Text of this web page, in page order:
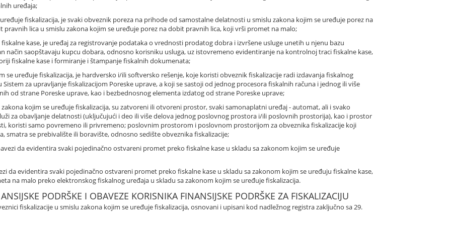
uređaja;
fiskalizacija, je svaki obveznik poreza na prihode od samostalne delatnosti u smislu zakona kojim se uređuje porez na
lica u smislu zakona kojim se uređuje porez na dobit pravnih lica, koji vrši promet na malo;
kase, je uređaj za registrovanje podataka o vrednosti prodatog dobra i izvršene usluge unetih u njenu bazu
način saopštavaju kupcu dobara, odnosno korisniku usluga, uz istovremeno evidentiranje na kontrolnoj traci fiskalne kase,
fiskalne kase i formiranje i štampanje fiskalnih dokumenata;
se uređuje fiskalizacija, je hardversko i/ili softversko rešenje, koje koristi obveznik fiskalizacije radi izdavanja fiskalnog
za upravljanje fiskalizacijom Poreske uprave, a koji se sastoji od jednog procesora fiskalnih računa i jednog ili više
od strane Poreske uprave, kao i bezbednosnog elementa izdatog od strane Poreske uprave;
kojim se uređuje fiskalizacija, su zatvoreni ili otvoreni prostor, svaki samonaplatni uređaj - automat, ali i svako
za obavljanje delatnosti (uključujući i deo ili više delova jednog poslovnog prostora i/ili poslovnih prostorija), kao i prostor
koristi samo povremeno ili privremeno; poslovnim prostorom i poslovnom prostorijom za obveznika fiskalizacije koji
se prebivalište ili boravište, odnosno sedište obveznika fiskalizacije;
da evidentira svaki pojedinačno ostvareni promet preko fiskalne kase u skladu sa zakonom kojim se uređuje
da evidentira svaki pojedinačno ostvareni promet preko fiskalne kase u skladu sa zakonom kojim se uređuju fiskalne kase,
na malo preko elektronskog fiskalnog uređaja u skladu sa zakonom kojim se uređuje fiskalizacija.
PODRŠKE I OBAVEZE KORISNIKA FINANSIJSKE PODRŠKE ZA FISKALIZACIJU
fiskalizacije u smislu zakona kojim se uređuje fiskalizacija, osnovani i upisani kod nadležnog registra zaključno sa 29.